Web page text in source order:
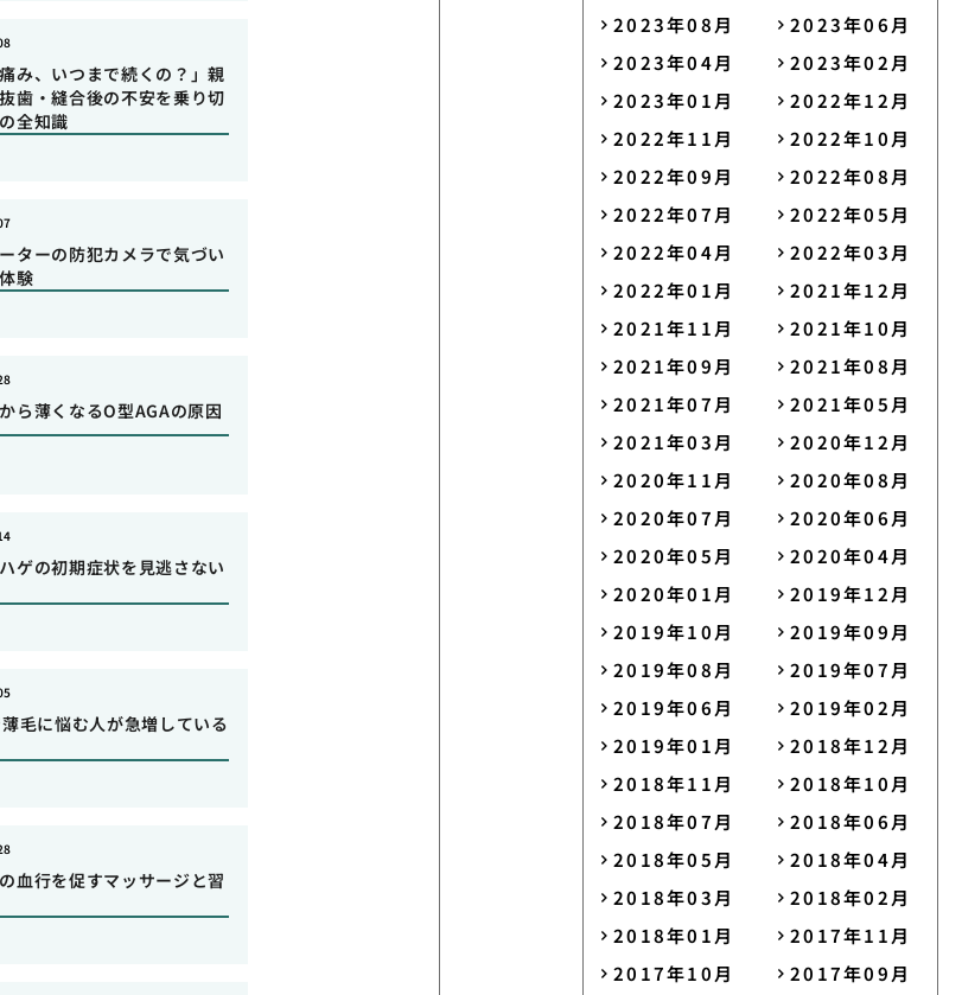
痛み、いつまで続くの？」親
歯・縫合後の不安を乗り切
全知識
ターの防犯カメラで気づい
験
ら薄くなるO型AGAの原因
ゲの初期症状を見逃さない
毛に悩む人が急増している
血行を促すマッサージと習
2023年08月
2023年06月
2023年04月
2023年02月
2023年01月
2022年12月
2022年11月
2022年10月
2022年09月
2022年08月
2022年07月
2022年05月
2022年04月
2022年03月
2022年01月
2021年12月
2021年11月
2021年10月
2021年09月
2021年08月
2021年07月
2021年05月
2021年03月
2020年12月
2020年11月
2020年08月
2020年07月
2020年06月
2020年05月
2020年04月
2020年01月
2019年12月
2019年10月
2019年09月
2019年08月
2019年07月
2019年06月
2019年02月
2019年01月
2018年12月
2018年11月
2018年10月
2018年07月
2018年06月
2018年05月
2018年04月
2018年03月
2018年02月
2018年01月
2017年11月
2017年10月
2017年09月